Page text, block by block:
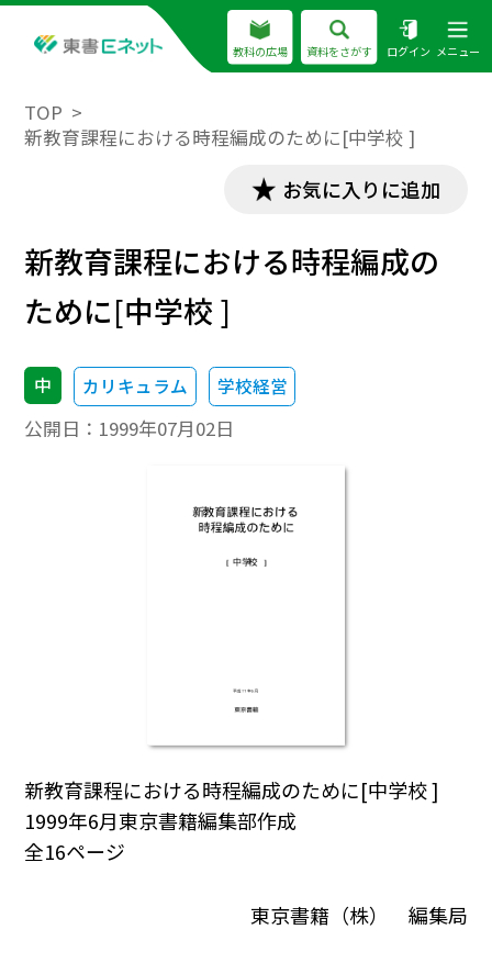
教科の広場 資料をさがす ログイン メニュー
TOP
新教育課程における時程編成のために[中学校 ]
お気に入りに追加
新教育課程における時程編成の
ために[中学校 ]
中 カリキュラム 学校経営
公開日： 1999年07月02日
新教育課程における時程編成のために[中学校 ]
1999年6月東京書籍編集部作成
全16ページ
東京書籍（株） 編集局